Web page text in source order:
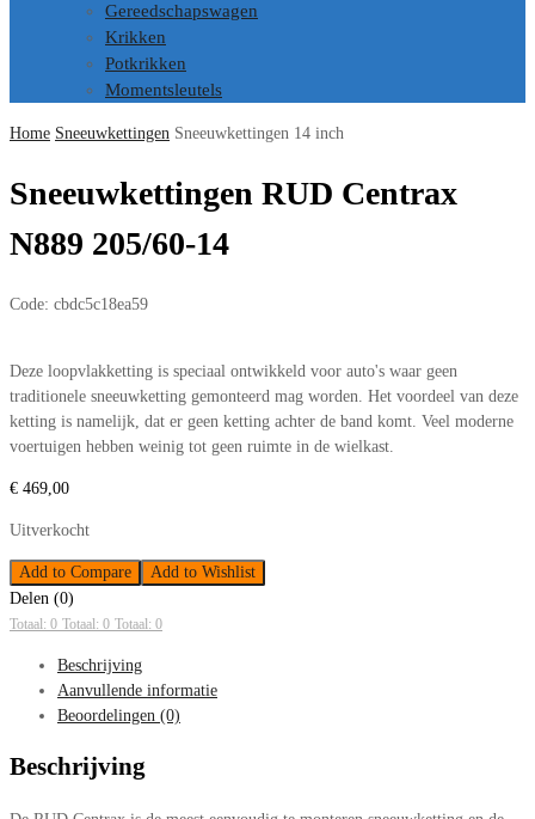
Gereedschapswagen
Krikken
Potkrikken
Momentsleutels
Home Sneeuwkettingen Sneeuwkettingen 14 inch
Sneeuwkettingen RUD Centrax
N889 205/60-14
Code: cbdc5c18ea59
Deze loopvlakketting is speciaal ontwikkeld voor auto's waar geen
traditionele sneeuwketting gemonteerd mag worden. Het voordeel van deze
ketting is namelijk, dat er geen ketting achter de band komt. Veel moderne
voertuigen hebben weinig tot geen ruimte in de wielkast.
€ 469,00
Uitverkocht
Add to Compare
Add to Wishlist
Delen (0)
Totaal: 0 Totaal: 0 Totaal: 0
Beschrijving
Aanvullende informatie
Beoordelingen (0)
Beschrijving